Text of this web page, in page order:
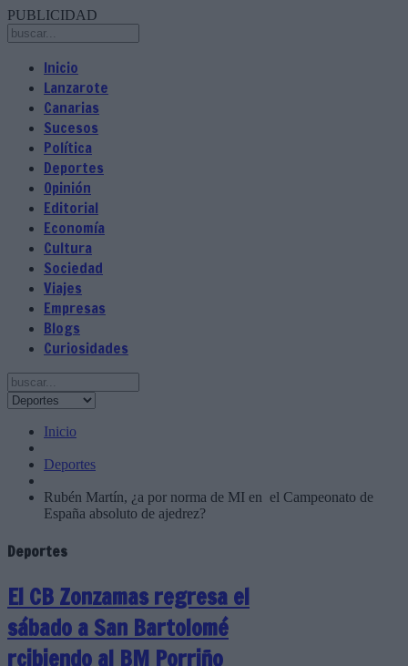
PUBLICIDAD
Inicio
Lanzarote
Canarias
Sucesos
Política
Deportes
Opinión
Editorial
Economía
Cultura
Sociedad
Viajes
Empresas
Blogs
Curiosidades
Inicio
Deportes
Rubén Martín, ¿a por norma de MI en el Campeonato de
España absoluto de ajedrez?
Deportes
El CB Zonzamas regresa el
sábado a San Bartolomé
rcibiendo al BM Porriño